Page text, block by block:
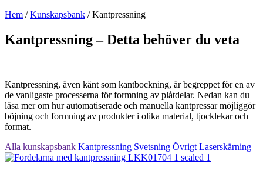
Hem /Kunskapsbank /Kantpressning
Kantpressning – Detta behöver du veta
Kantpressning, även känt som kantbockning, är begreppet för en av
de vanligaste processerna för formning av plåtdelar. Nedan kan du
läsa mer om hur automatiserade och manuella kantpressar möjliggör
böjning och formning av produkter i olika material, tjocklekar och
format.
Alla kunskapsbank Kantpressning Svetsning Övrigt Laserskärning